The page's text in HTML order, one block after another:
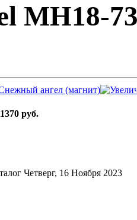
MH18-
1370 руб.
Четверг, 16 Ноября 2023